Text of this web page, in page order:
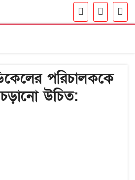
পরিচালককে
চড়ানো উচিত: